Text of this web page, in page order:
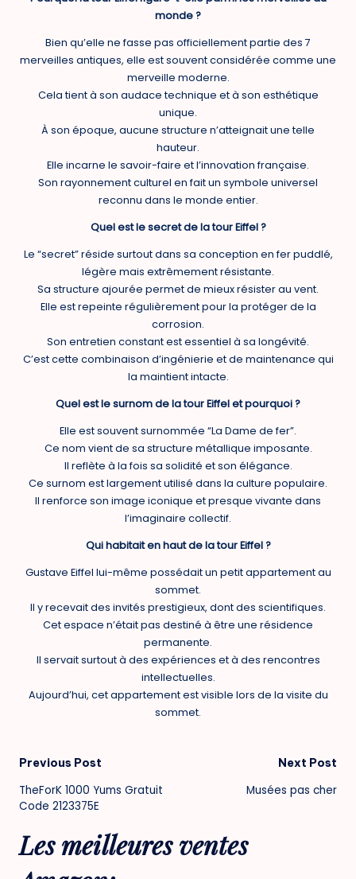
monde ?
Bien qu’elle ne fasse pas officiellement partie des 7
merveilles antiques, elle est souvent considérée comme une
merveille moderne.
Cela tient à son audace technique et à son esthétique
unique.
À son époque, aucune structure n’atteignait une telle
hauteur.
Elle incarne le savoir-faire et l’innovation française.
Son rayonnement culturel en fait un symbole universel
reconnu dans le monde entier.
Quel est le secret de la tour Eiffel ?
Le “secret” réside surtout dans sa conception en fer puddlé,
légère mais extrêmement résistante.
Sa structure ajourée permet de mieux résister au vent.
Elle est repeinte régulièrement pour la protéger de la
corrosion.
Son entretien constant est essentiel à sa longévité.
C’est cette combinaison d’ingénierie et de maintenance qui
la maintient intacte.
Quel est le surnom de la tour Eiffel et pourquoi ?
Elle est souvent surnommée “La Dame de fer”.
Ce nom vient de sa structure métallique imposante.
Il reflète à la fois sa solidité et son élégance.
Ce surnom est largement utilisé dans la culture populaire.
Il renforce son image iconique et presque vivante dans
l’imaginaire collectif.
Qui habitait en haut de la tour Eiffel ?
Gustave Eiffel lui-même possédait un petit appartement au
sommet.
Il y recevait des invités prestigieux, dont des scientifiques.
Cet espace n’était pas destiné à être une résidence
permanente.
Il servait surtout à des expériences et à des rencontres
intellectuelles.
Aujourd’hui, cet appartement est visible lors de la visite du
sommet.
Post
navigation
Previous Post
TheForK 1000 Yums Gratuit
Code 2123375E
Next Post
Musées pas cher
Les meilleures ventes